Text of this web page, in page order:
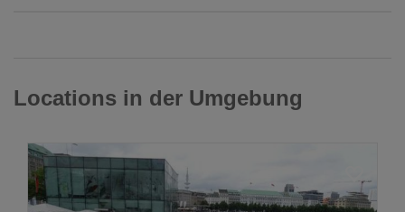
Locations in der Umgebung